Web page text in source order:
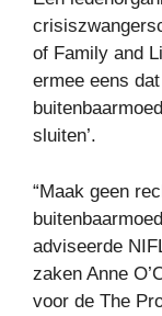
of Family and
ermee eens
sluiten’.
“Maak geen
adviseerde
zaken Anne
voor de The